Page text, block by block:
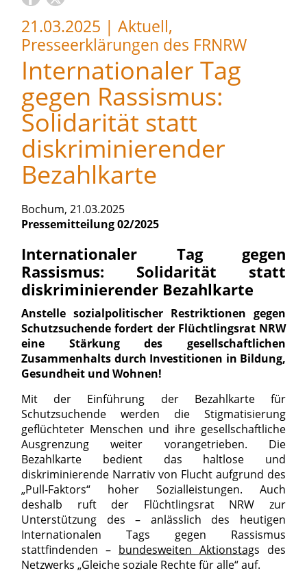
21.03.2025 | Aktuell,
Presseerklärungen des FRNRW
Internationaler Tag
gegen Rassismus:
Solidarität statt
diskriminierender
Bezahlkarte
Bochum, 21.03.2025
Pressemitteilung 02/2025
Internationaler Tag gegen
Rassismus: Solidarität statt
diskriminierender Bezahlkarte
Anstelle sozialpolitischer Restriktionen gegen
Schutzsuchende fordert der Flüchtlingsrat NRW
eine Stärkung des gesellschaftlichen
Zusammenhalts durch Investitionen in Bildung,
Gesundheit und Wohnen!
Mit der Einführung der Bezahlkarte für
Schutzsuchende werden die Stigmatisierung
geflüchteter Menschen und ihre gesellschaftliche
Ausgrenzung weiter vorangetrieben. Die
Bezahlkarte bedient das haltlose und
diskriminierende Narrativ von Flucht aufgrund des
„Pull-Faktors“ hoher Sozialleistungen. Auch
deshalb ruft der Flüchtlingsrat NRW zur
Unterstützung des – anlässlich des heutigen
Internationalen Tags gegen Rassismus
stattfindenden – bundesweiten Aktionstags des
Netzwerks „Gleiche soziale Rechte für alle“ auf.